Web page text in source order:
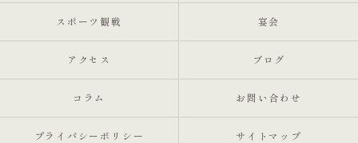
スポーツ観戦 宴会
アクセス ブログ
コラム お問い合わせ
プライバシーポリシー サイトマップ